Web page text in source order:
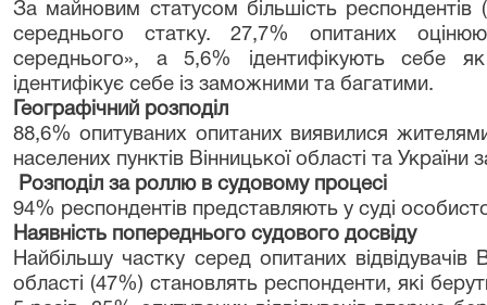
За майновим статусом більшість респондентів
середнього статку. 27,7% опитаних
середнього», а 5,6% ідентифікують себе
ідентифікує себе із заможними та багатими.
Географічний розподіл
88,6% опитуваних опитаних виявилися
населених пунктів Вінницької області та України
Розподіл за роллю в судовому процесі
94% респондентів представляють у суді
Наявність попереднього судового досвіду
Найбільшу частку серед опитаних відвідувачів
області (47%) становлять респонденти, які